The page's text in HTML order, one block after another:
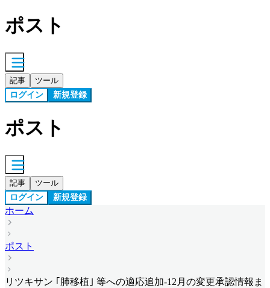
ポスト
記事 ツール
ログイン 新規登録
ポスト
記事 ツール
ログイン 新規登録
ホーム
ポスト
リツキサン ｢肺移植｣ 等への適応追加-12月の変更承認情報ま